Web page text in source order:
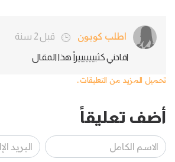
اطلب كوبون قبل 2 سنة
افادني كثيييييييراً هذا المقال
تحميل المزيد من التعليقات..
أضف تعليقاً